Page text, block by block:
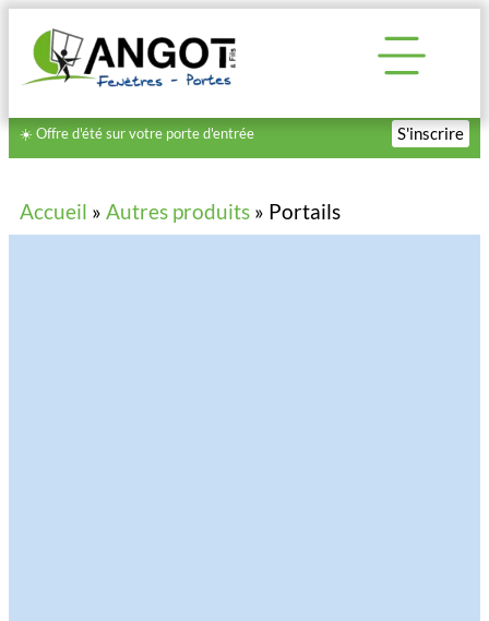
☀️ Offre d'été sur votre porte d'entrée S'inscrire
Accueil » Autres produits » Portails